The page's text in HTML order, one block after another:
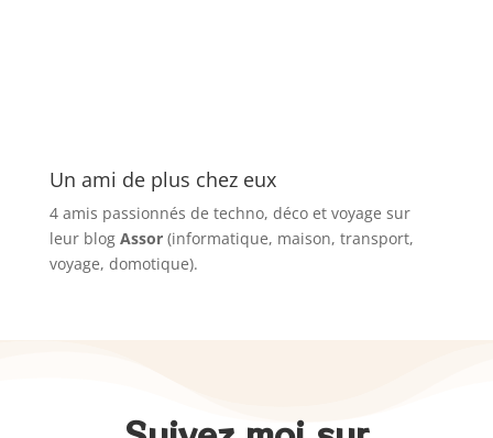
Un ami de plus chez eux
4 amis passionnés de techno, déco et voyage sur
leur blog Assor(informatique, maison, transport,
voyage, domotique).